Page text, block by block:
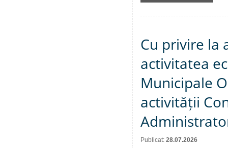
Cu privire la
activitatea
Municipale
activității
Publicat: 28.07.2026